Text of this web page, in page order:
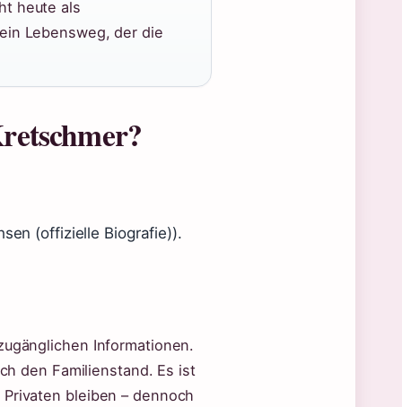
heute als
Lebensweg, der die
(offizielle Biografie)).
Informationen.
den Familienstand. Es ist
bleiben – dennoch